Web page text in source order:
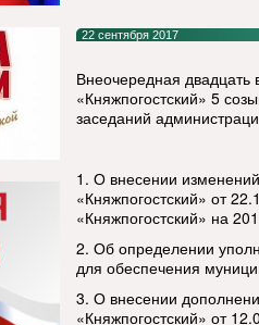
22 сентября 2017
Внеочередная двадцать
«Княжпогостский» 5
заседаний
1. О внесении
«Княжпогостский» от
«Княжпогостский» на
2. Об определении
для обеспечения
3. О внесении
«Княжпогостский» от